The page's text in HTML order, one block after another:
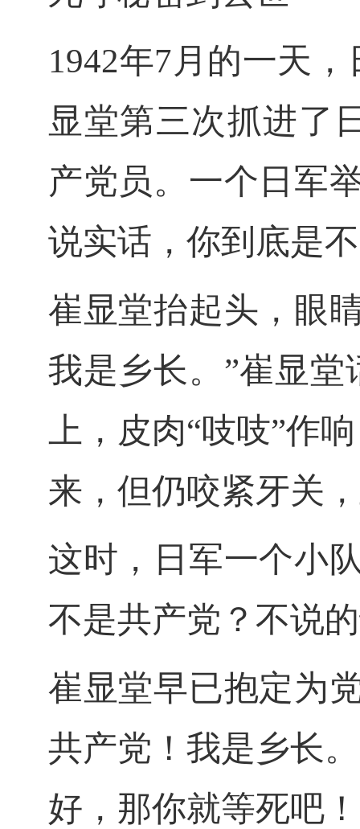
1942年7月的一天
显堂第三次抓进了
产党员。一个日军
说实话，你到底是
崔显堂抬起头，眼
我是乡长。”崔显
上，皮肉“吱吱”作
来，但仍咬紧牙关
这时，日军一个小
不是共产党？不说
崔显堂早已抱定为
共产党！我是乡长
好，那你就等死吧